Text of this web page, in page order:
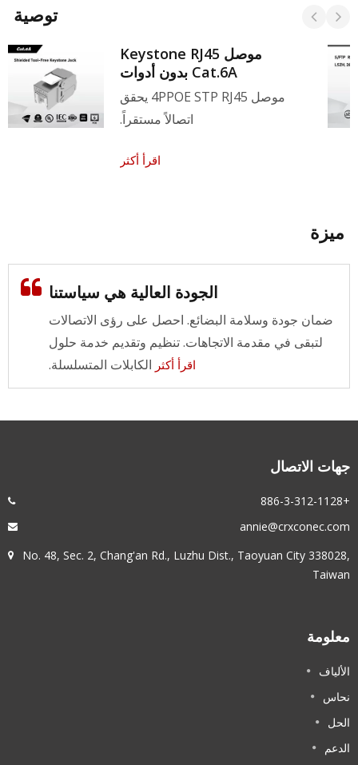
توصية
موصل Keystone RJ45
Cat.6A بدون أدوات
موصل 4PPOE STP RJ45 يحقق
اتصالاً مستقراً.
اقرأ أكثر
الجودة العالية هي سياستنا
ضمان جودة وسلامة البضائع. احصل على رؤى الاتصالات
لتبقى في مقدمة الاتجاهات. تنظيم وتقديم خدمة حلول
الكابلات المتسلسلة. اقرأ أكثر
الاتصال
No. 48, Sec. 2, Chang'an Rd., Luzhu Dist., Taoyuan City